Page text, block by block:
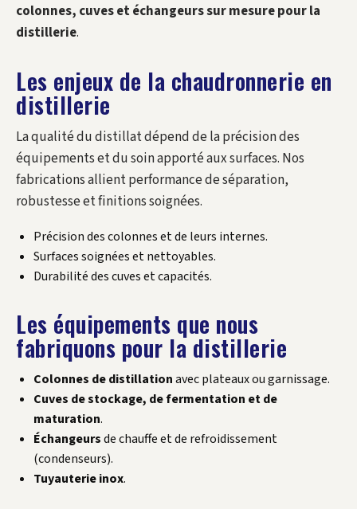
colonnes, cuves et échangeurs sur mesure pour la
distillerie.
Les enjeux de la chaudronnerie en
distillerie
La qualité du distillat dépend de la précision des
équipements et du soin apporté aux surfaces. Nos
fabrications allient performance de séparation,
robustesse et finitions soignées.
Précision des colonnes et de leurs internes.
Surfaces soignées et nettoyables.
Durabilité des cuves et capacités.
Les équipements que nous
fabriquons pour la distillerie
Colonnes de distillationavec plateaux ou garnissage.
Cuves de stockage, de fermentation et de
maturation.
Échangeursde chauffe et de refroidissement
(condenseurs).
Tuyauterie inox.